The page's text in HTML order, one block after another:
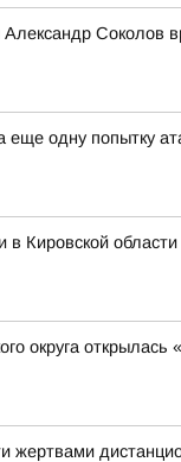
Александр Соколов
еще одну попытку
в Кировской
округа открылась
жертвами